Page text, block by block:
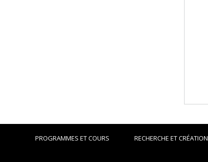
PROGRAMMES ET COURS RECHERCHE ET CRÉATION